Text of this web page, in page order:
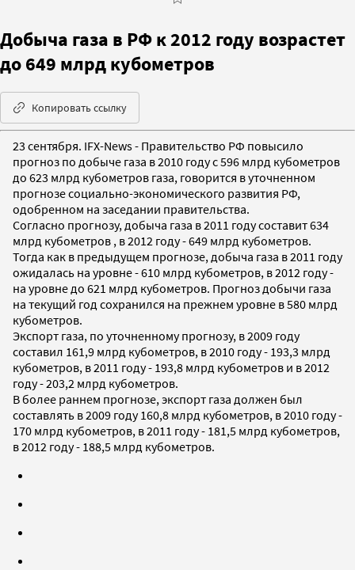
Добыча газа в РФ к 2012 году возрастет
до 649 млрд кубометров
Копировать ссылку
23 сентября. IFX-News - Правительство РФ повысило
прогноз по добыче газа в 2010 году с 596 млрд кубометров
до 623 млрд кубометров газа, говорится в уточненном
прогнозе социально-экономического развития РФ,
одобренном на заседании правительства.
Согласно прогнозу, добыча газа в 2011 году составит 634
млрд кубометров , в 2012 году - 649 млрд кубометров.
Тогда как в предыдущем прогнозе, добыча газа в 2011 году
ожидалась на уровне - 610 млрд кубометров, в 2012 году -
на уровне до 621 млрд кубометров. Прогноз добычи газа
на текущий год сохранился на прежнем уровне в 580 млрд
кубометров.
Экспорт газа, по уточненному прогнозу, в 2009 году
составил 161,9 млрд кубометров, в 2010 году - 193,3 млрд
кубометров, в 2011 году - 193,8 млрд кубометров и в 2012
году - 203,2 млрд кубометров.
В более раннем прогнозе, экспорт газа должен был
составлять в 2009 году 160,8 млрд кубометров, в 2010 году -
170 млрд кубометров, в 2011 году - 181,5 млрд кубометров,
в 2012 году - 188,5 млрд кубометров.